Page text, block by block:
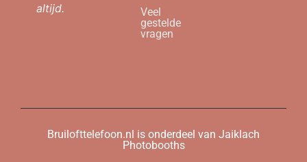
altijd.
Veel
gestelde
vragen
Bruilofttelefoon.nl is onderdeel van Jaiklach
Photobooths